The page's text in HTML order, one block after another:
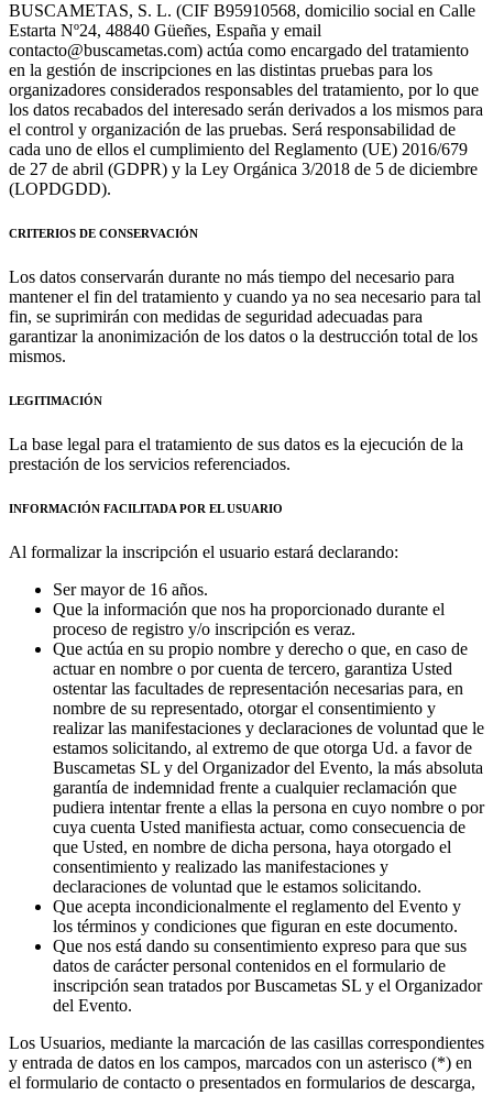
BUSCAMETAS, S. L. (CIF B95910568, domicilio social en Calle
Estarta Nº24, 48840 Güeñes, España y email
contacto@buscametas.com) actúa como encargado del tratamiento
en la gestión de inscripciones en las distintas pruebas para los
organizadores considerados responsables del tratamiento, por lo que
los datos recabados del interesado serán derivados a los mismos para
el control y organización de las pruebas. Será responsabilidad de
cada uno de ellos el cumplimiento del Reglamento (UE) 2016/679
de 27 de abril (GDPR) y la Ley Orgánica 3/2018 de 5 de diciembre
(LOPDGDD).
CRITERIOS DE CONSERVACIÓN
Los datos conservarán durante no más tiempo del necesario para
mantener el fin del tratamiento y cuando ya no sea necesario para tal
fin, se suprimirán con medidas de seguridad adecuadas para
garantizar la anonimización de los datos o la destrucción total de los
mismos.
LEGITIMACIÓN
La base legal para el tratamiento de sus datos es la ejecución de la
prestación de los servicios referenciados.
INFORMACIÓN FACILITADA POR EL USUARIO
Al formalizar la inscripción el usuario estará declarando:
Ser mayor de 16 años.
Que la información que nos ha proporcionado durante el
proceso de registro y/o inscripción es veraz.
Que actúa en su propio nombre y derecho o que, en caso de
actuar en nombre o por cuenta de tercero, garantiza Usted
ostentar las facultades de representación necesarias para, en
nombre de su representado, otorgar el consentimiento y
realizar las manifestaciones y declaraciones de voluntad que le
estamos solicitando, al extremo de que otorga Ud. a favor de
Buscametas SL y del Organizador del Evento, la más absoluta
garantía de indemnidad frente a cualquier reclamación que
pudiera intentar frente a ellas la persona en cuyo nombre o por
cuya cuenta Usted manifiesta actuar, como consecuencia de
que Usted, en nombre de dicha persona, haya otorgado el
consentimiento y realizado las manifestaciones y
declaraciones de voluntad que le estamos solicitando.
Que acepta incondicionalmente el reglamento del Evento y
los términos y condiciones que figuran en este documento.
Que nos está dando su consentimiento expreso para que sus
datos de carácter personal contenidos en el formulario de
inscripción sean tratados por Buscametas SL y el Organizador
del Evento.
Los Usuarios, mediante la marcación de las casillas correspondientes
y entrada de datos en los campos, marcados con un asterisco (*) en
el formulario de contacto o presentados en formularios de descarga,